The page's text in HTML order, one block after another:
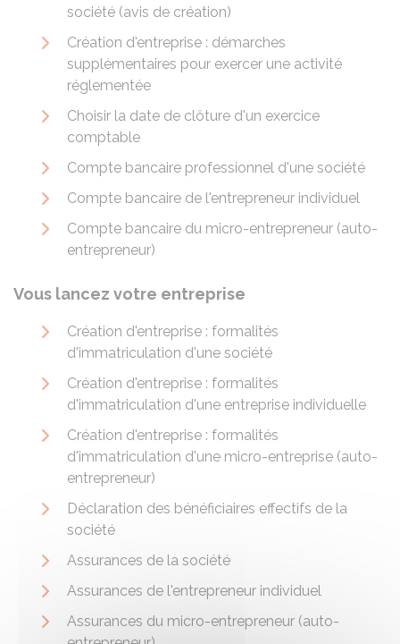
société (avis de création)
Création d'entreprise : démarches
supplémentaires pour exercer une activité
réglementée
Choisir la date de clôture d'un exercice
comptable
Compte bancaire professionnel d'une société
Compte bancaire de l'entrepreneur individuel
Compte bancaire du micro-entrepreneur (auto-
entrepreneur)
Vous lancez votre entreprise
Création d'entreprise : formalités
d'immatriculation d'une société
Création d'entreprise : formalités
d'immatriculation d'une entreprise individuelle
Création d'entreprise : formalités
d'immatriculation d'une micro-entreprise (auto-
entrepreneur)
Déclaration des bénéficiaires effectifs de la
société
Assurances de la société
Assurances de l'entrepreneur individuel
Assurances du micro-entrepreneur (auto-